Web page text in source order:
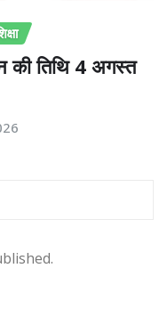
की तिथि 4 अगस्त